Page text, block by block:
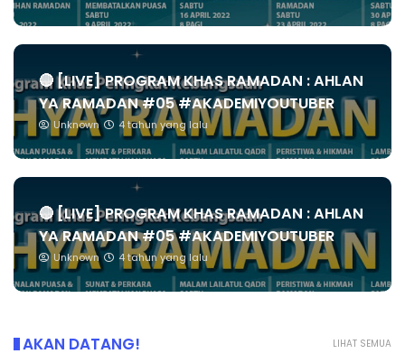
🔴 [LIVE] PROGRAM KHAS RAMADAN : AHLAN
YA RAMADAN #05 #AKADEMIYOUTUBER
Unknown 4 tahun yang lalu
🔴 [LIVE] PROGRAM KHAS RAMADAN : AHLAN
YA RAMADAN #05 #AKADEMIYOUTUBER
Unknown 4 tahun yang lalu
LIHAT SEMUA
AKAN DATANG!